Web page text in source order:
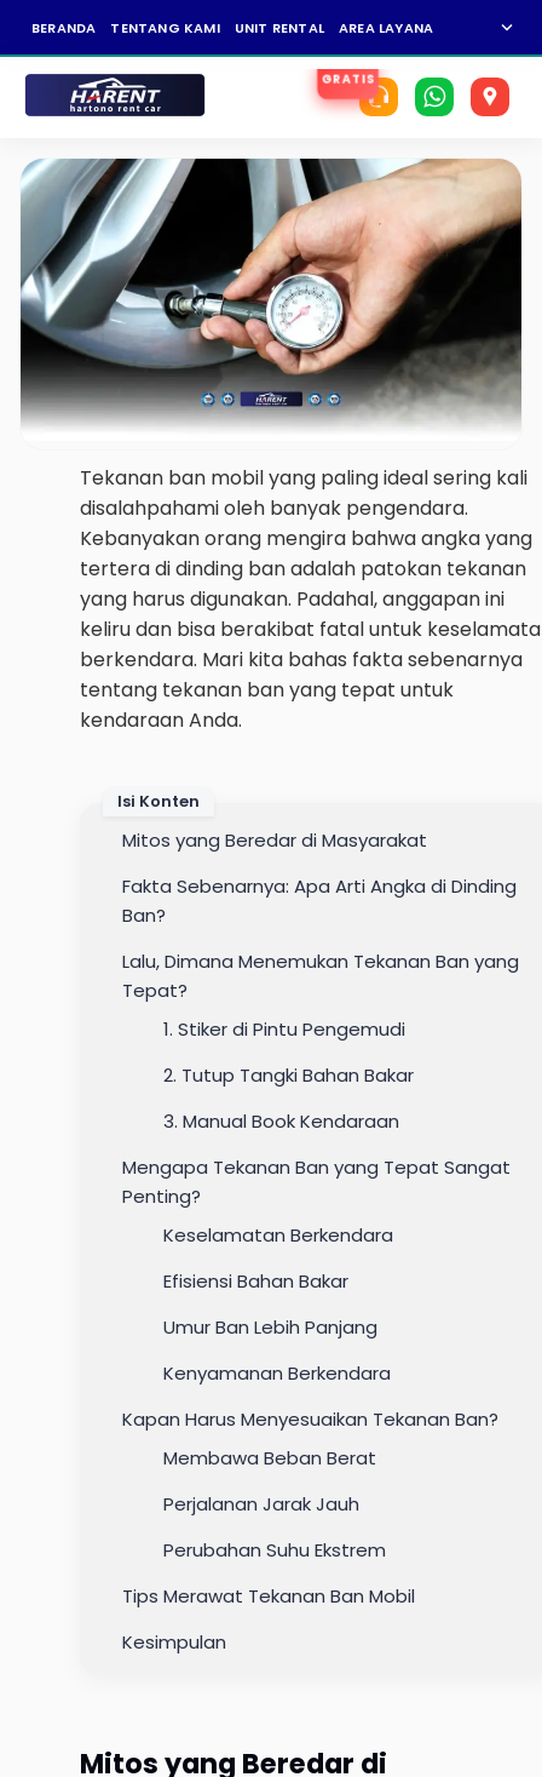
BERANDA TENTANG KAMI UNIT RENTAL AREA LAYANAN expand_more
Tekanan ban mobil yang paling ideal sering kali
disalahpahami oleh banyak pengendara.
Kebanyakan orang mengira bahwa angka yang
tertera di dinding ban adalah patokan tekanan
yang harus digunakan. Padahal, anggapan ini
keliru dan bisa berakibat fatal untuk
berkendara. Mari kita bahas fakta sebenarnya
tentang tekanan ban yang tepat untuk
kendaraan Anda.
Isi Konten
Mitos yang Beredar di Masyarakat
Fakta Sebenarnya: Apa Arti Angka di Dinding
Ban?
Lalu, Dimana Menemukan Tekanan Ban yang
Tepat?
1. Stiker di Pintu Pengemudi
2. Tutup Tangki Bahan Bakar
3. Manual Book Kendaraan
Mengapa Tekanan Ban yang Tepat Sangat
Penting?
Keselamatan Berkendara
Efisiensi Bahan Bakar
Umur Ban Lebih Panjang
Kenyamanan Berkendara
Kapan Harus Menyesuaikan Tekanan Ban?
Membawa Beban Berat
Perjalanan Jarak Jauh
Perubahan Suhu Ekstrem
Tips Merawat Tekanan Ban Mobil
Kesimpulan
Mitos yang Beredar di